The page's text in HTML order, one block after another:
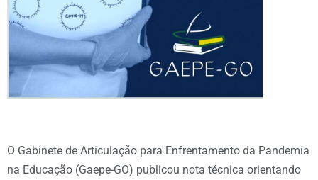
O Gabinete de Articulação para Enfrentamento da Pandemia
na Educação (Gaepe-GO) publicou nota técnica orientando